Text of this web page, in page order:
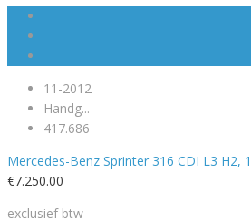
11-2012
Handg...
417.686
Mercedes-Benz Sprinter 316 CDI L3 H2,
€7.250.00
exclusief btw